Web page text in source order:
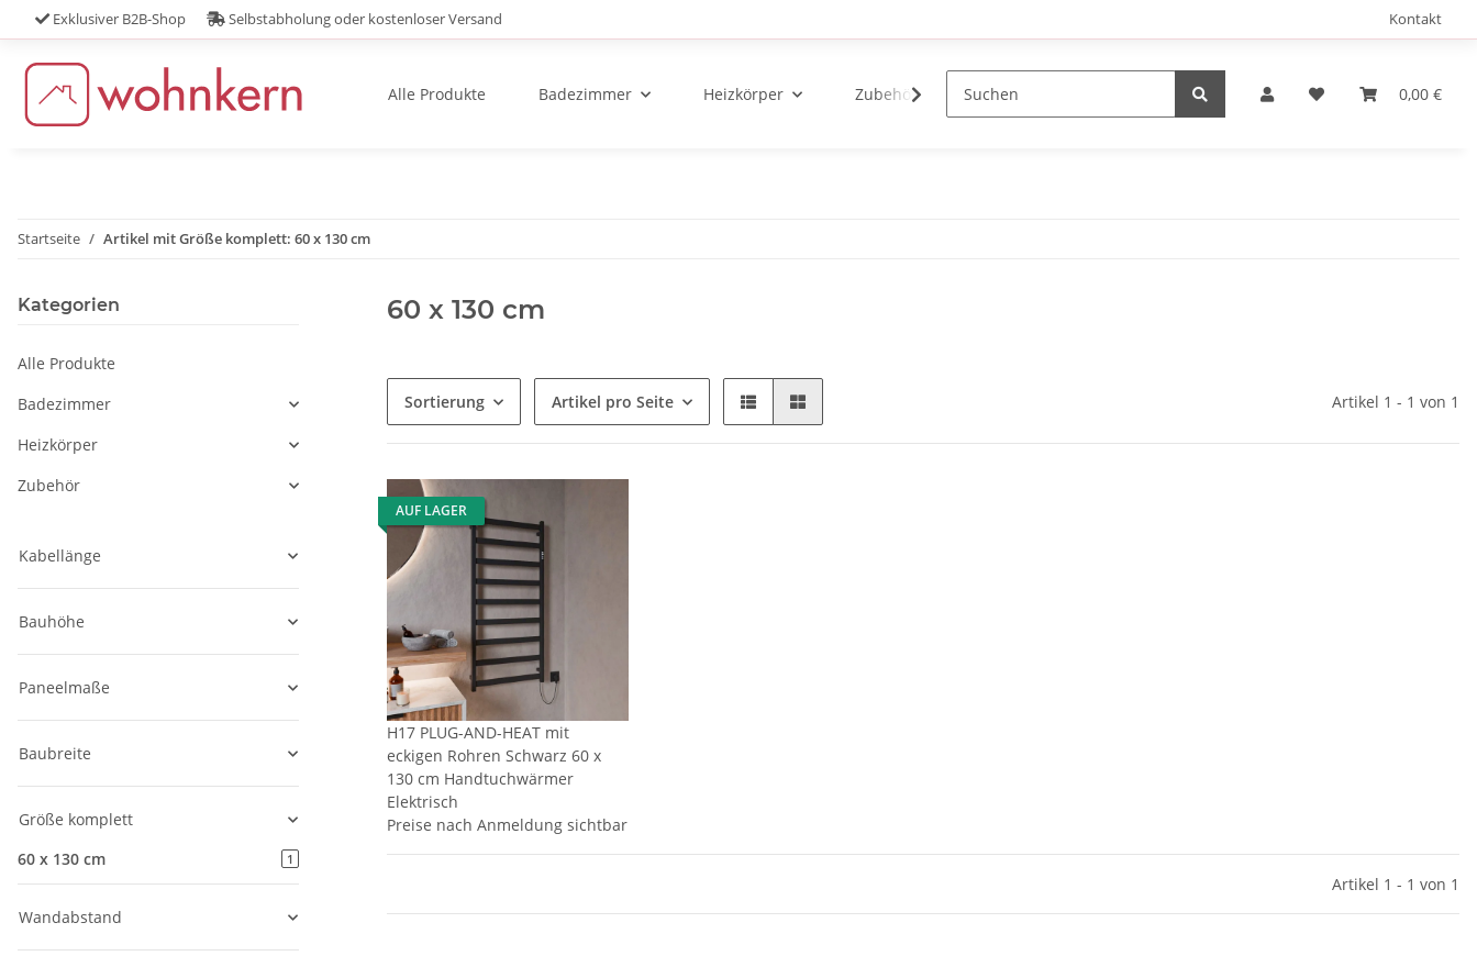
Kontakt
Exklusiver B2B-Shop Selbstabholung oder kostenloser Versand
0,00 €
Alle Produkte Badezimmer Heizkörper Zubehör
Startseite Artikel mit Größe komplett: 60 x 130 cm
60 x 130 cm
Sortierung Artikel pro Seite Artikel 1 - 1 von 1
AUF LAGER
H17 PLUG-AND-HEAT mit
eckigen Rohren Schwarz 60 x
130 cm Handtuchwärmer
Elektrisch
Preise nach Anmeldung sichtbar
Artikel 1 - 1 von 1
Kategorien
Alle Produkte
Badezimmer
Heizkörper
Zubehör
Kabellänge
Bauhöhe
Paneelmaße
Baubreite
Größe komplett
60 x 130 cm
1
Wandabstand